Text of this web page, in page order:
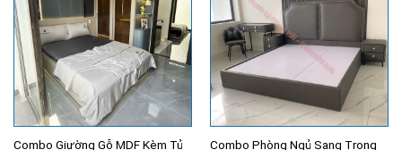
Combo Giường Gỗ MDF Kèm Tủ Combo Phòng Ngủ Sang Trọng